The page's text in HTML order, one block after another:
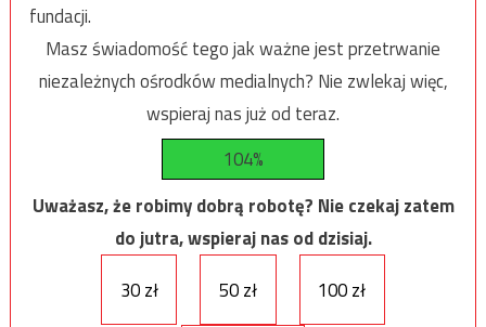
fundacji.
Masz świadomość tego jak ważne jest przetrwanie
niezależnych ośrodków medialnych? Nie zwlekaj więc,
wspieraj nas już od teraz.
104%
Uważasz, że robimy dobrą robotę? Nie czekaj zatem
do jutra, wspieraj nas od dzisiaj.
30 zł
50 zł 100 zł